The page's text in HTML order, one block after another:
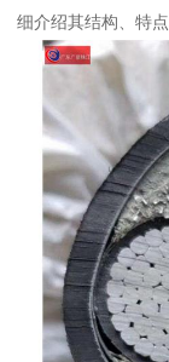
细介绍其结构、特点